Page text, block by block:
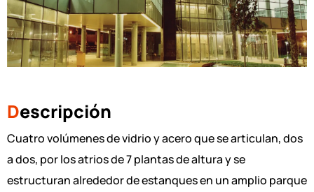
Descripción
Cuatro volúmenes de vidrio y acero que se articulan, dos
a dos, por los atrios de 7 plantas de altura y se
estructuran alrededor de estanques en un amplio parque